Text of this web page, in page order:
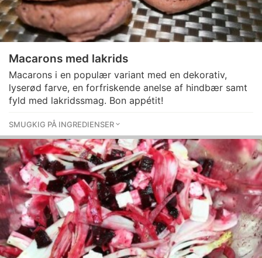
Macarons med lakrids
Macarons i en populær variant med en dekorativ,
lyserød farve, en forfriskende anelse af hindbær samt
fyld med lakridssmag. Bon appétit!
SMUGKIG PÅ INGREDIENSER